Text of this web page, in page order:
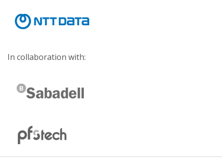
In collaboration with: